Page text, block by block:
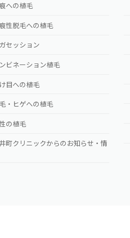
への植毛
性脱毛への植毛
セッション
ビネーション植毛
目への植毛
・ヒゲへの植毛
の植毛
町クリニックからのお知らせ・情